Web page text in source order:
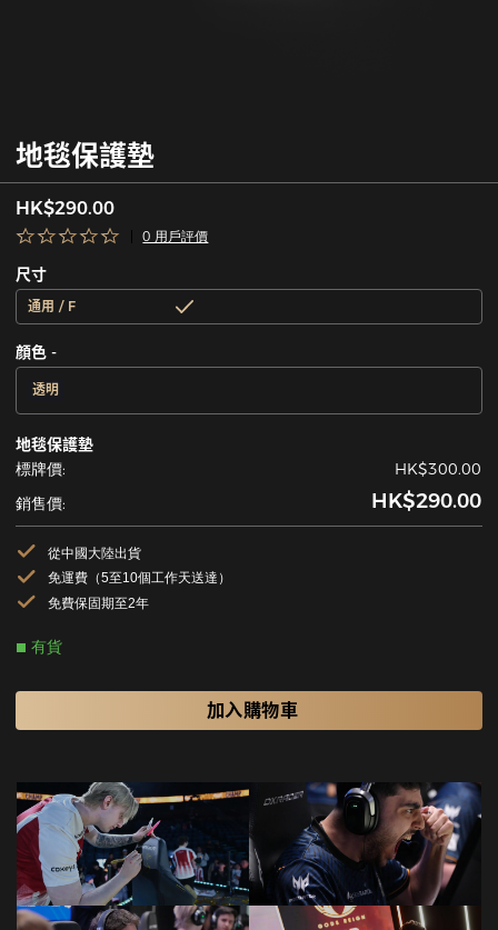
地毯保護墊
HK$290.00
0 用戶評價
尺寸
通用 / F
顔色 -
透明
地毯保護墊
標牌價:
HK$300.00
銷售價:
HK$290.00
從中國大陸出貨
免運費（5至10個工作天送達）
免費保固期至2年
有貨
加入購物車